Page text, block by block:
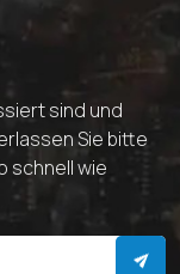
sind und
Sie bitte
schnell wie